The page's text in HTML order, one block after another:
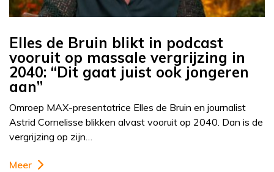
Elles de Bruin blikt in podcast
vooruit op massale vergrijzing in
2040: “Dit gaat juist ook jongeren
aan”
Omroep MAX-presentatrice Elles de Bruin en journalist
Astrid Cornelisse blikken alvast vooruit op 2040. Dan is de
vergrijzing op zijn…
Meer